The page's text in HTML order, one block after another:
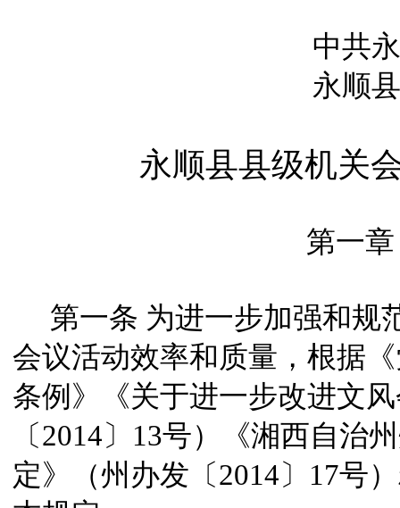
中共
永顺
永顺县县级机关
第一
第一条 为进一步加强和规
会议活动效率和质量，根据
条例》《关于进一步改进文
〔 2014 〕 13号）《湘西自治
定》（州办发〔 2014 〕 17号